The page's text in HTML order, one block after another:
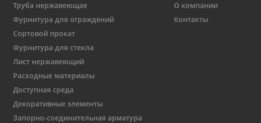
Труба нержавеющая
Фурнитура для ограждений
Сортовой прокат
Фурнитура для стекла
Лист нержавеющий
Расходные материалы
Доступная среда
Декоративные элементы
Запорно-соединительная арматура
О компании
Контакты